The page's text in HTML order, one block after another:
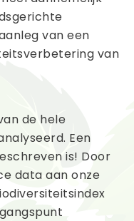
van een
van
de hele
Een
is! Door
data aan onze